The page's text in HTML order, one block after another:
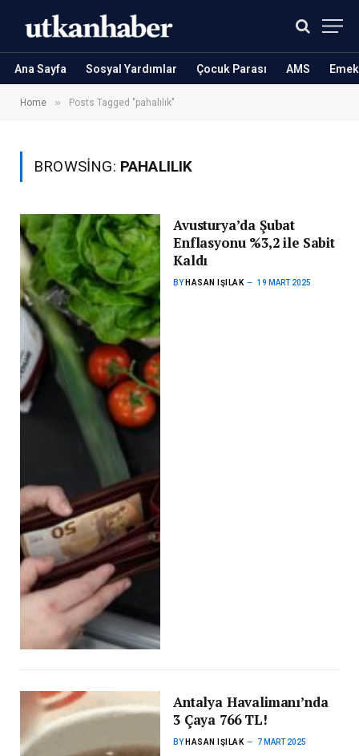
Ana Sayfa Sosyal Yardımlar Çocuk Parası AMS
Home » Posts Tagged "pahalılık"
BROWSING: PAHALILIK
Avusturya’da Şubat
Enflasyonu %3,2 ile Sabit
Kaldı
BY HASAN IŞILAK 19 MART 2025
Antalya Havalimanı’nda
3 Çaya 766 TL!
BY HASAN IŞILAK 7 MART 2025